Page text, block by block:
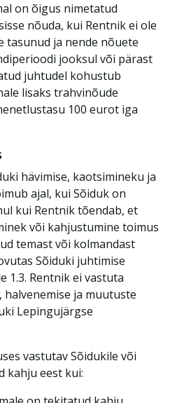
on õigus nimetatud
nõuda, kui Rentnik ei ole
tasunud ja nende nõuete
jooksul või pärast
juhtudel kohustub
lisaks trahvinõude
100 eurot iga
hävimise, kaotsimineku ja
ajal, kui Sõiduk on
kui Rentnik tõendab, et
või kahjustumine toimus
temast või kolmandast
Sõiduki juhtimise
1.3. Rentnik ei vastuta
ja muutuste
Lepingujärgse
vastutav Sõidukile või
kahju eest kui: